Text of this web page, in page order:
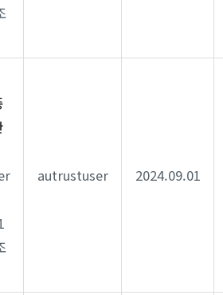
autrustuser 2024.09.01